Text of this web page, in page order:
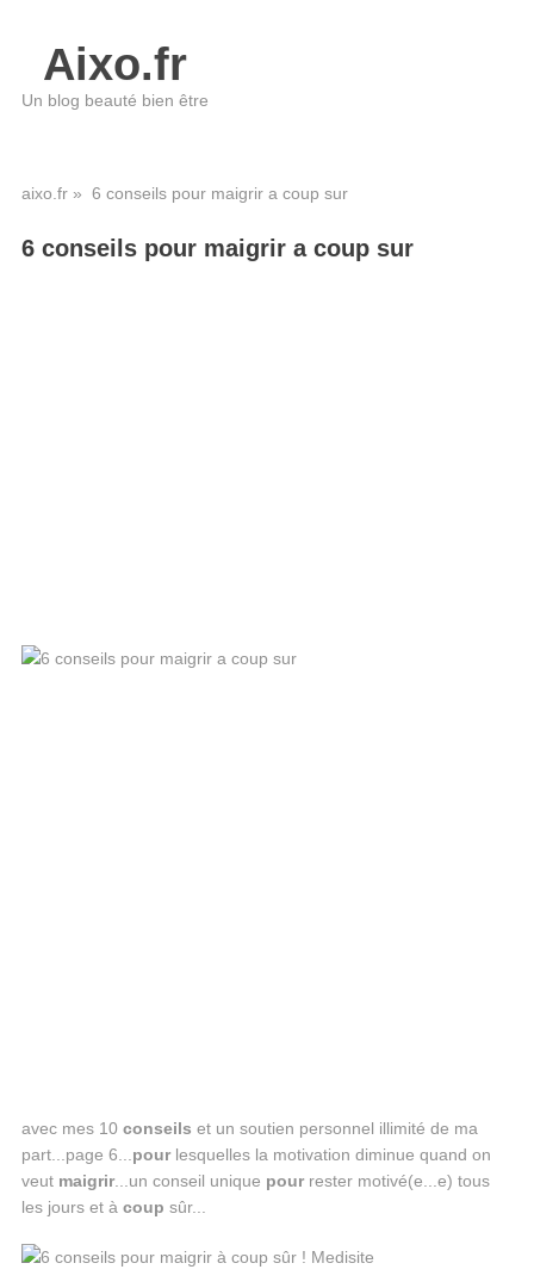
Aixo.fr
Un blog beauté bien être
aixo.fr» 6 conseils pour maigrir a coup sur
6 conseils pour maigrir a coup sur
avec mes 10 conseils et un soutien personnel illimité de ma
part...page 6... pourlesquelles la motivation diminue quand on
veut maigrir...un conseil unique pourrester motivé(e...e) tous
les jours et à coup sûr...